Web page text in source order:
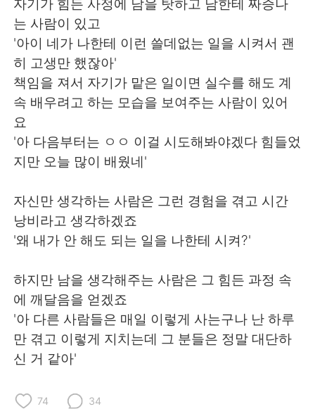
는 사람이 있고
'아이 네가 나한테 이런 쓸데없는 일을 시켜서 괜
히 고생만 했잖아'
책임을 져서 자기가 맡은 일이면 실수를 해도 계
속 배우려고 하는 모습을 보여주는 사람이 있어
요
'아 다음부터는 ㅇㅇ 이걸 시도해봐야겠다 힘들었
지만 오늘 많이 배웠네'
자신만 생각하는 사람은 그런 경험을 겪고 시간
낭비라고 생각하겠죠
'왜 내가 안 해도 되는 일을 나한테 시켜?'
하지만 남을 생각해주는 사람은 그 힘든 과정 속
에 깨달음을 얻겠죠
'아 다른 사람들은 매일 이렇게 사는구나 난 하루
만 겪고 이렇게 지치는데 그 분들은 정말 대단하
신 거 같아'
74 34